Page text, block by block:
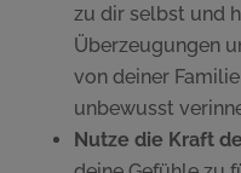
zu dir selbst und
Überzeugungen
von deiner
unbewusst
Nutze die Kraft